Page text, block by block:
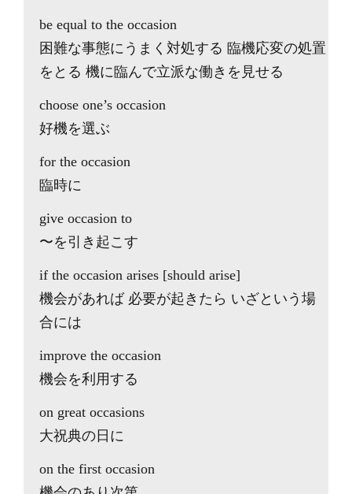
be equal to the occasion
困難な事態にうまく対処する 臨機応変の処置
をとる 機に臨んで立派な働きを見せる
choose one’s occasion
好機を選ぶ
for the occasion
臨時に
give occasion to
〜を引き起こす
if the occasion arises [should arise]
機会があれば 必要が起きたら いざという場
合には
improve the occasion
機会を利用する
on great occasions
大祝典の日に
on the first occasion